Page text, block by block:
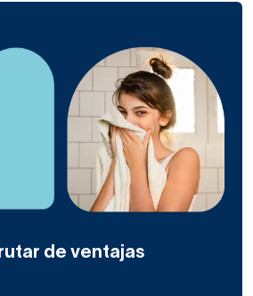
de ventajas